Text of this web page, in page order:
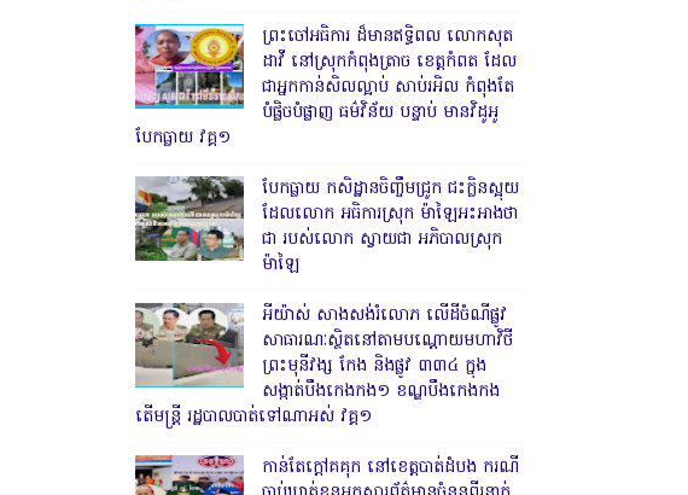
ព្រះចៅអធិការ ដ៏មានឥទ្ធិពល លោកសុត
ដាវី នៅស្រុកកំពុងត្រាច ខេត្តកំពត ដែល
ជាអ្នកកាន់សិលល្អាប់ សាប់រអិល កំពុងតែ
បំផ្លិចបំផ្លាញ ធម៌វិន័យ បន្ទាប់ មានវិដូអូ
បែកធ្លាយ វគ្គ១
បែកធ្លាយ កសិដ្ឋានចិញ្ចឹមជ្រូក ជះក្លិនស្អុយ
ដែលលោក អធិការស្រុក ម៉ាឡៃអះអាងថា
ជា របស់លោក ស្វាយជា អភិបាលស្រុក
ម៉ាឡៃ
អីយ៉ាស់ សាងសង់រំលោភ លើដីចំណីផ្លូវ
សាធារណៈស្ថិតនៅតាមបណ្ដោយមហាវិថី
ព្រះមុនីវង្ស កែង និងផ្លូវ ៣៣៤ ក្នុង
សង្កាត់បឹងកេងកង១ ខណ្ឌបឹងកេងកង
តើមន្ត្រី រដ្ឋបាលបាត់ទៅណាអស់ វគ្គ១
កាន់តែក្តៅគគុក នៅខេត្តបាត់ដំបង ករណី